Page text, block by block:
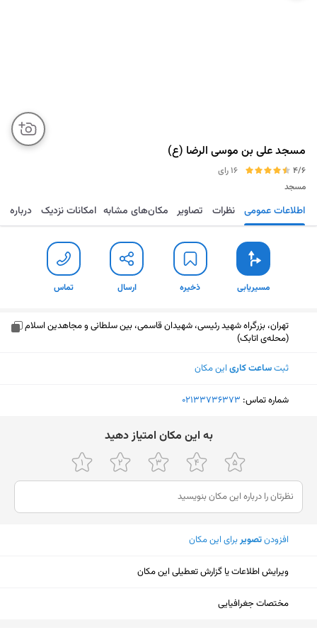
مسجد علی بن موسی الرضا (ع)
4/6
16 رای
مسجد
مسیریابی ذخیره ارسال تماس اطلاعات عمومی نظرات تصاویر مکان‌های مشابه امکانات نزدیک درباره
مسیریابی ذخیره ارسال تماس
تهران، بزرگراه شهید رئیسی، شهیدان قاسمی، بین سلطانی و مجاهدین اسلام
(محله‌ی اتابک)
ثبتساعت کاری این مکان
شماره تماس: ‎02133736373
ﺑﻪ اﯾﻦ ﻣﮑﺎن اﻣﺘﯿﺎز دﻫﯿﺪ
افزودنتصویربرای این مکان
ویرایش اطلاعات یا گزارش تعطیلی این مکان
مختصات جغرافیایی